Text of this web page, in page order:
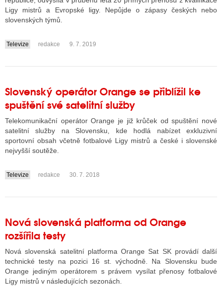
TELEVIZÍ
INTERNET
RÁDIA
STRÁNKY RÁDIÍ
STÁT BLOGEREM
Ligy mistrů a Evropské ligy. Nepůjde o zápasy českých nebo
slovenských týmů.
....
Televize redakce 9. 7. 2019
Slovenský operátor Orange se přiblížil ke
spuštění své satelitní služby
Telekomunikační operátor Orange je již krůček od spuštění nové
satelitní služby na Slovensku, kde hodlá nabízet exkluzivní
sportovní obsah včetně fotbalové Ligy mistrů a české i slovenské
nejvyšší soutěže.
....
Televize redakce 30. 7. 2018
Nová slovenská platforma od Orange
rozšířila testy
Nová slovenská satelitní platforma Orange Sat SK provádí další
technické testy na pozici 16 st. východně. Na Slovensku bude
Orange jediným operátorem s právem vysílat přenosy fotbalové
Ligy mistrů v následujících sezonách.